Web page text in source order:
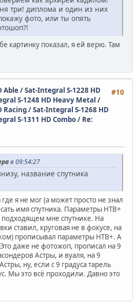
три! диплома и один из них
фото, или ты опять
картинку показал, я ей верю. Там
#10
Able / Sat-Integral S-1228 HD
S-1248 HD Heavy Metal /
Racing / Sat-Integral S-1268 HD
S-1311 HD Combo/ Re:
в 09:54:27
название спутника
я не мог (а может просто не знал
имя спутника. Параметры НТВ+
мне спутнике. На
ставил, круговая не в фокусе, на
прописывал параметры НТВ+. А
даже не фотожоп, прописал на 9
Астры, и вуаля, на 9
ну, если с 9 градуса тарель
Мы это всё проходили. Давно это